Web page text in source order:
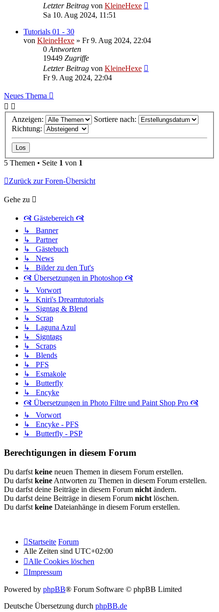
Letzter Beitrag von KleineHexe
Sa 10. Aug 2024, 11:51
Tutorials 01 - 30
von KleineHexe » Fr 9. Aug 2024, 22:04
0 Antworten
19449 Zugriffe
Letzter Beitrag von KleineHexe
Fr 9. Aug 2024, 22:04
Neues Thema
Anzeigen:
Sortiere nach:
Richtung:
5 Themen • Seite 1 von 1
Zurück zur Foren-Übersicht
Gehe zu
🙧 Gästebereich 🙧
↳ Banner
↳ Partner
↳ Gästebuch
↳ News
↳ Bilder zu den Tut's
🙧 Übersetzungen in Photoshop 🙧
↳ Vorwort
↳ Kniri's Dreamtutorials
↳ Signtag & Blend
↳ Scrap
↳ Laguna Azul
↳ Signtags
↳ Scraps
↳ Blends
↳ PFS
↳ Esmakole
↳ Butterfly
↳ Encyke
🙧 Übersetzungen in Photo Filtre und Paint Shop Pro 🙧
↳ Vorwort
↳ Encyke - PFS
↳ Butterfly - PSP
Berechtigungen in diesem Forum
Du darfst keine neuen Themen in diesem Forum erstellen.
Du darfst keine Antworten zu Themen in diesem Forum erstellen.
Du darfst deine Beiträge in diesem Forum nicht ändern.
Du darfst deine Beiträge in diesem Forum nicht löschen.
Du darfst keine Dateianhänge in diesem Forum erstellen.
Startseite Forum
Alle Zeiten sind UTC+02:00
Alle Cookies löschen
Impressum
Powered by phpBB® Forum Software © phpBB Limited
Deutsche Übersetzung durch phpBB.de